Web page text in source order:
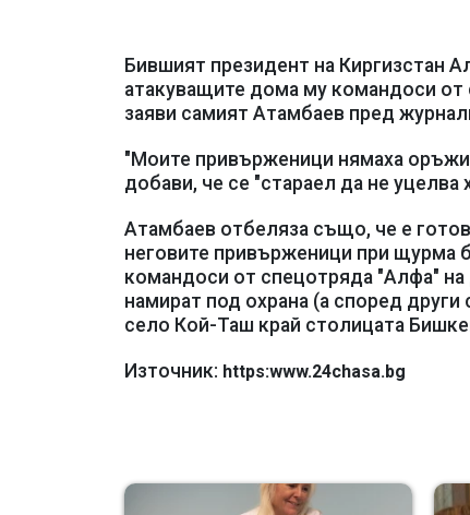
Бившият президент на Киргизстан
атакуващите дома му командоси от
заяви самият Атамбаев пред
"Моите привърженици нямаха
добави, че се "стараeл да не уцелва
Атамбаев отбеляза също, че е
неговите привърженици при щурма
командоси от спецотряда "Алфа"
намират под охрана (а според
село Кой-Таш край столицата
Източник: https:www.24chasa.bg